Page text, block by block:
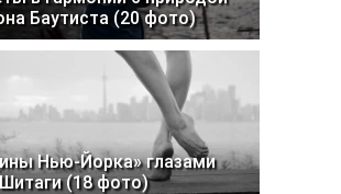
Баутиста (20 фото)
Нью-Йорка» глазами
(18 фото)